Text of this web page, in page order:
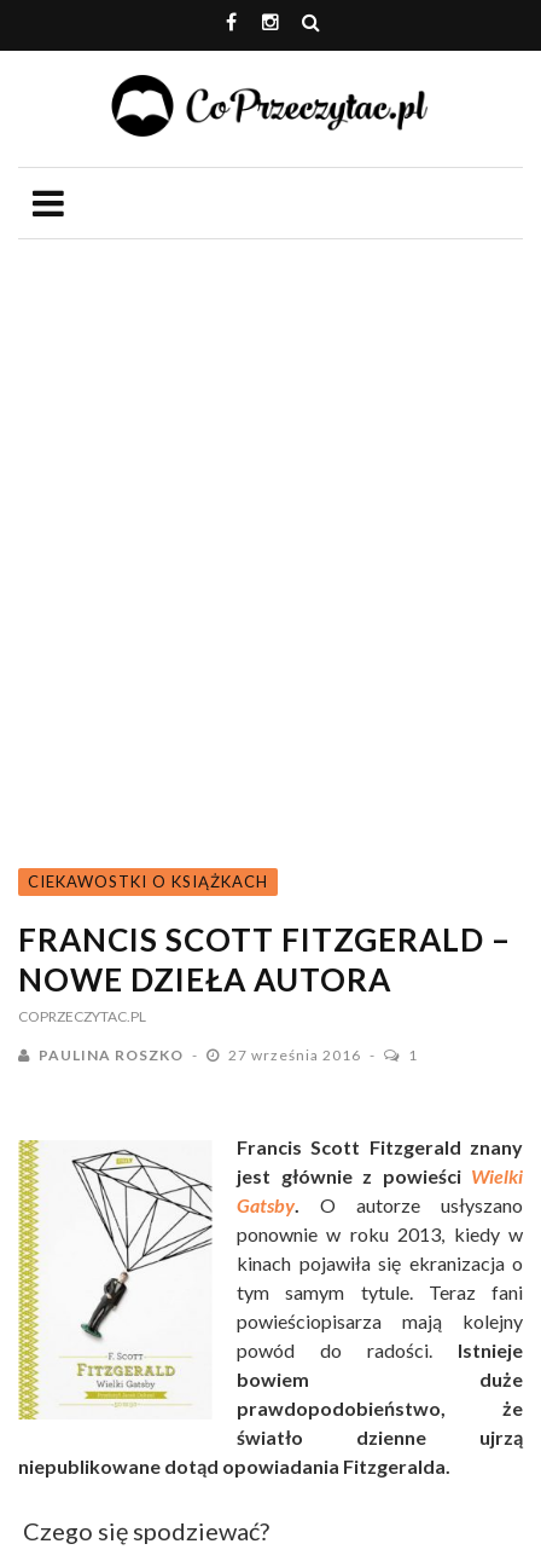
CIEKAWOSTKI O KSIĄŻKACH
FRANCIS SCOTT FITZGERALD –
NOWE DZIEŁA AUTORA
COPRZECZYTAC.PL
PAULINA ROSZKO 27 września 2016 1
Francis Scott Fitzgerald znany
jest głównie z powieści Wielki
Gatsby. O autorze usłyszano
ponownie w roku 2013, kiedy w
kinach pojawiła się ekranizacja o
tym samym tytule. Teraz fani
powieściopisarza mają kolejny
powód do radości. Istnieje
bowiem duże
prawdopodobieństwo, że
światło dzienne ujrzą
niepublikowane dotąd opowiadania Fitzgeralda.
Czego się spodziewać?